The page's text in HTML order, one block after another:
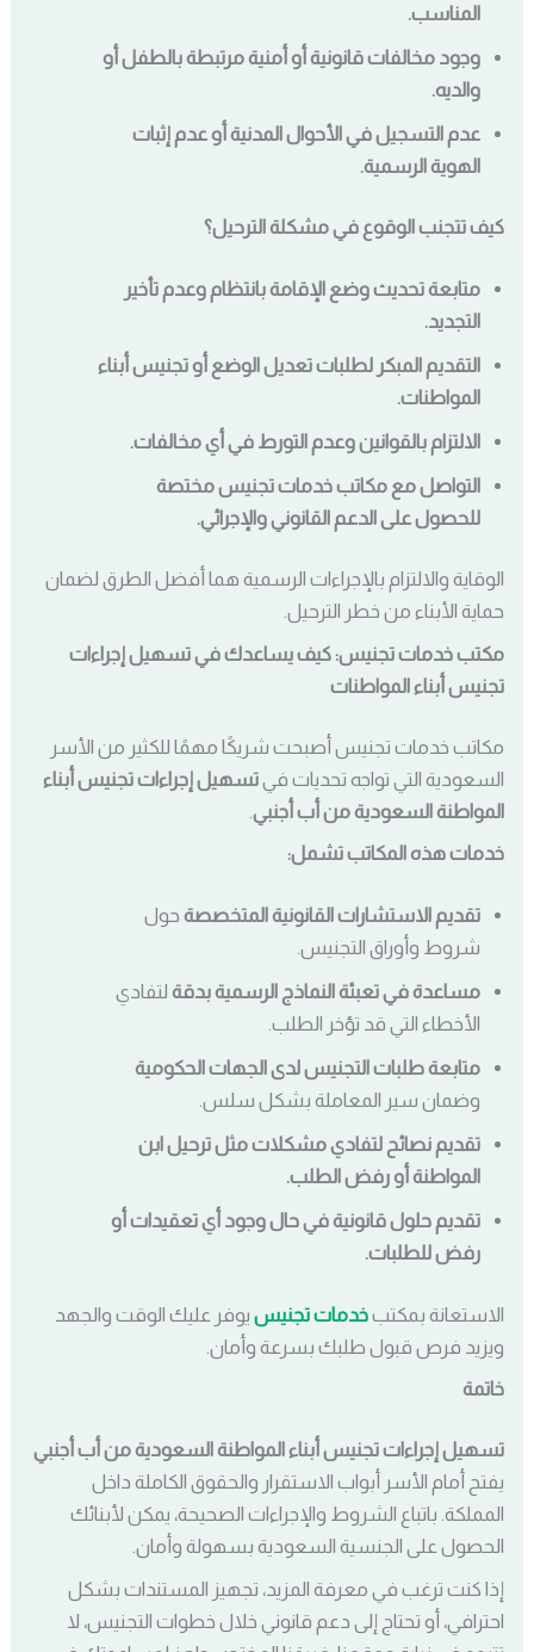
المناسب.
وجود مخالفات قانونية أو أمنية مرتبطة بالطفل أو
والديه.
عدم التسجيل في الأحوال المدنية أو عدم إثبات
الهوية الرسمية.
كيف تتجنب الوقوع في مشكلة الترحيل؟
متابعة تحديث وضع الإقامة بانتظام وعدم تأخير
التجديد.
التقديم المبكر لطلبات تعديل الوضع أو تجنيس أبناء
المواطنات.
الالتزام بالقوانين وعدم التورط في أي مخالفات.
التواصل مع مكاتب خدمات تجنيس مختصة
للحصول على الدعم القانوني والإجرائي.
الوقاية والالتزام بالإجراءات الرسمية هما أفضل الطرق لضمان
حماية الأبناء من خطر الترحيل.
مكتب خدمات تجنيس: كيف يساعدك في تسهيل إجراءات
تجنيس أبناء المواطنات
مكاتب خدمات تجنيس أصبحت شريكًا مهمًا للكثير من الأسر
السعودية التي تواجه تحديات فيتسهيل إجراءات تجنيس أبناء
المواطنة السعودية من أب أجنبي
خدمات هذه المكاتب تشمل:
تقديم الاستشارات القانونية المتخصصة حول
شروط وأوراق التجنيس.
مساعدة في تعبئة النماذج الرسمية بدقة لتفادي
الأخطاء التي قد تؤخر الطلب.
متابعة طلبات التجنيس لدى الجهات الحكومية
وضمان سير المعاملة بشكل سلس.
تقديم نصائح لتفادي مشكلات مثل ترحيل ابن
المواطنة أو رفض الطلب.
تقديم حلول قانونية في حال وجود أي تعقيدات أو
رفض للطلبات.
الاستعانة بمكتبخدمات تجنيس يوفر عليك الوقت والجهد
ويزيد فرص قبول طلبك بسرعة وأمان.
خاتمة
تسهيل إجراءات تجنيس أبناء المواطنة السعودية من أب أجنبي
يفتح أمام الأسر أبواب الاستقرار والحقوق الكاملة داخل
المملكة. باتباع الشروط والإجراءات الصحيحة، يمكن لأبنائك
الحصول على الجنسية السعودية بسهولة وأمان.
إذا كنت ترغب في معرفة المزيد، تجهيز المستندات بشكل
احترافي، أو تحتاج إلى دعم قانوني خلال خطوات التجنيس، لا